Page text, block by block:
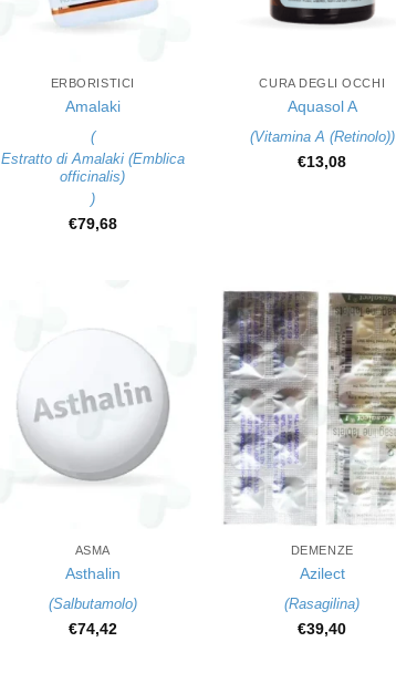
ERBORISTICI
Amalaki
(
Estratto di Amalaki (Emblica
officinalis)
)
€79,68
CURA DEGLI OCCHI
Aquasol A
(Vitamina A (Retinolo))
€13,08
ASMA
Asthalin
(Salbutamolo)
€74,42
DEMENZE
Azilect
(Rasagilina)
€39,40